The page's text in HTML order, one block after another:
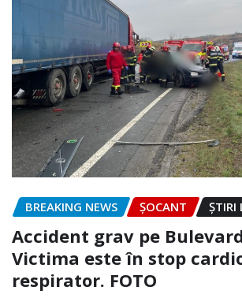
BREAKING NEWS ȘOCANT ȘTIRI
Accident grav pe
Victima este în stop
respirator. FOTO